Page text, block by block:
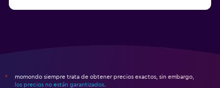
*
momondo siempre trata de obtener precios exactos, sin embargo,
los precios no están garantizados